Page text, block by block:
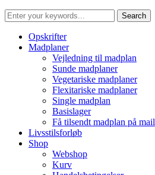
Opskrifter
Madplaner
Vejledning til madplan
Sunde madplaner
Vegetariske madplaner
Flexitariske madplaner
Single madplan
Basislager
Få tilsendt madplan på mail
Livsstilsforløb
Shop
Webshop
Kurv